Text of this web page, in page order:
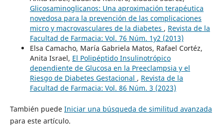
Glicosaminoglicanos: Una aproximación terapéutica
novedosa para la prevención de las complicaciones
micro y macrovasculares de la diabetes , Revista de la
Facultad de Farmacia: Vol. 76 Núm. 1y2 (2013)
Elsa Camacho, María Gabriela Matos, Rafael Cortéz,
Anita Israel, El Polipéptido Insulinotrópico
dependiente de Glucosa en la Preeclampsia y el
Riesgo de Diabetes Gestacional , Revista de la
Facultad de Farmacia: Vol. 86 Núm. 3 (2023)
También puede Iniciar una búsqueda de similitud avanzada
para este artículo.